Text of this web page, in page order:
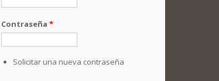
Contraseña *
Solicitar una nueva contraseña